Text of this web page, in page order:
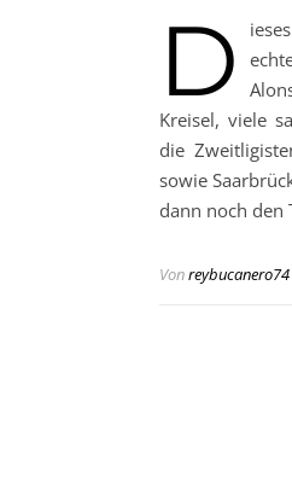
D
Kreisel, viele
die
sowie
dann noch
Vonreybucanero74